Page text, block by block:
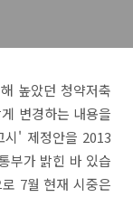
높았던 청약저축
변경하는 내용을
시' 제정안을 2013
부가 밝힌 바 있습
7월 현재 시중은